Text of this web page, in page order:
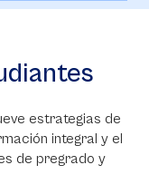
estrategias de
integral y el
de pregrado y